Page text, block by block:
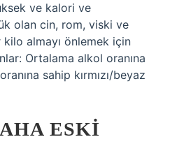
ve kalori ve
olan cin, rom, viski ve
almayı önlemek için
Ortalama alkol oranına
sahip kırmızı/beyaz
ESKI